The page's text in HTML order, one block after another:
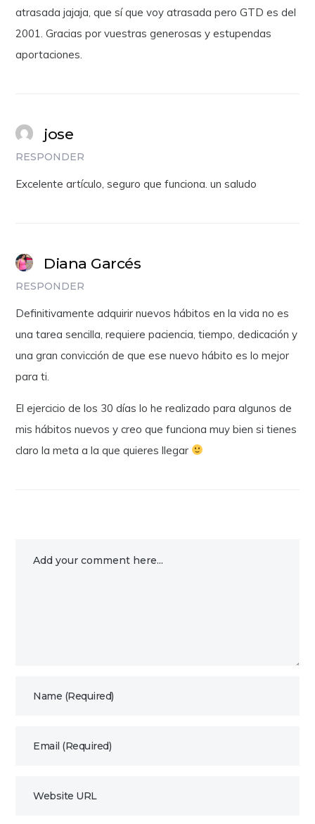
atrasada jajaja, que sí que voy atrasada pero GTD es del
2001. Gracias por vuestras generosas y estupendas
aportaciones.
jose
RESPONDER
Excelente artículo, seguro que funciona. un saludo
Diana Garcés
RESPONDER
Definitivamente adquirir nuevos hábitos en la vida no es
una tarea sencilla, requiere paciencia, tiempo, dedicación y
una gran convicción de que ese nuevo hábito es lo mejor
para ti.
El ejercicio de los 30 días lo he realizado para algunos de
mis hábitos nuevos y creo que funciona muy bien si tienes
claro la meta a la que quieres llegar